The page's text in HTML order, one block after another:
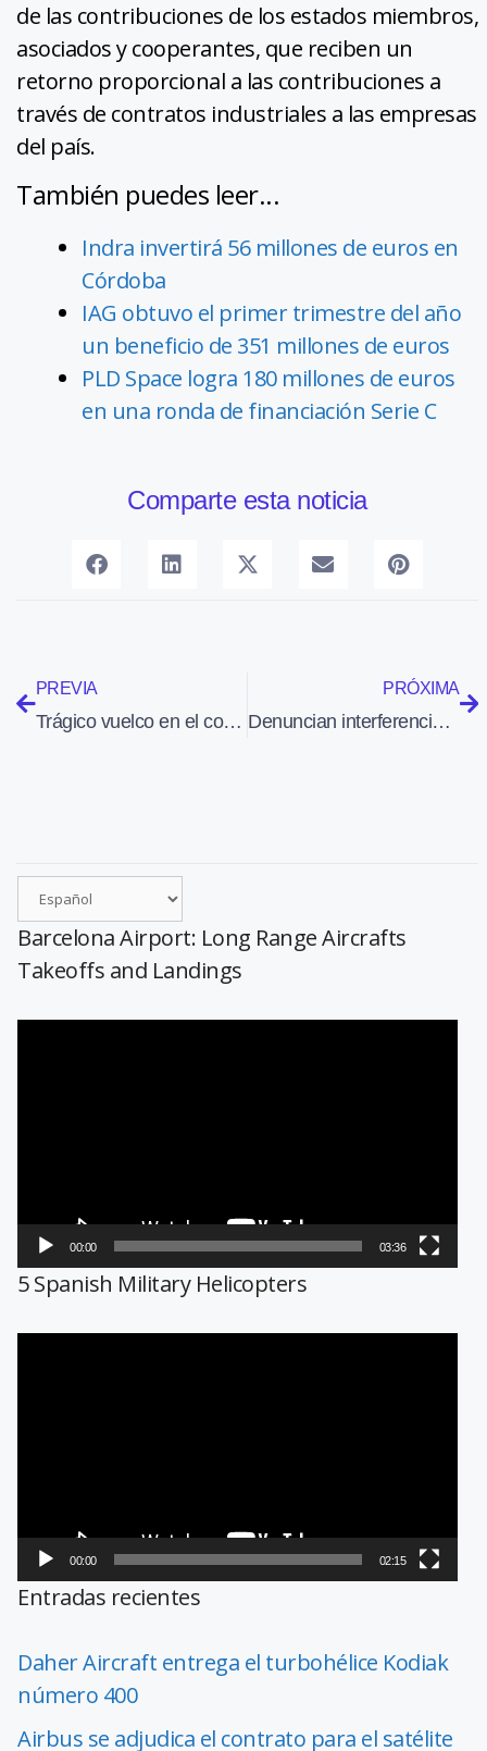
de las contribuciones de los estados miembros,
asociados y cooperantes, que reciben un
retorno proporcional a las contribuciones a
través de contratos industriales a las empresas
del país.
También puedes leer...
Indra invertirá 56 millones de euros en
Córdoba
IAG obtuvo el primer trimestre del año
un beneficio de 351 millones de euros
PLD Space logra 180 millones de euros
en una ronda de financiación Serie C
Comparte esta noticia
PREVIA
Trágico vuelco en el conflicto ucraniano
PRÓXIMA
Denuncian interferencias de los rebeldes prorrusos en la investigación del avión derribado en el este de Ucrania
Barcelona Airport: Long Range Aircrafts
Takeoffs and Landings
00:00 03:36
5 Spanish Military Helicopters
00:00 02:15
Entradas recientes
Daher Aircraft entrega el turbohélice Kodiak
número 400
Airbus se adjudica el contrato para el satélite